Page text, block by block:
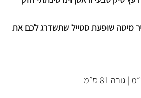
מיטה שופעת סטייל שתשדרג לכם את